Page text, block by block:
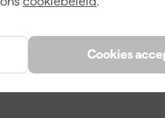
Cookies
Kwast, Roller,